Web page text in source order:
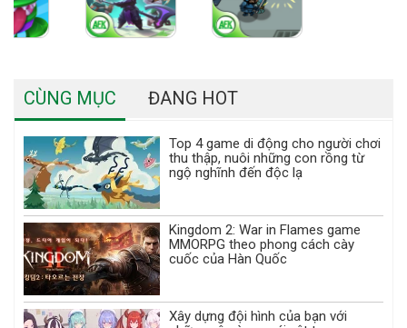
CÙNG MỤC ĐANG HOT
Top 4 game di động cho người chơi
thu thập, nuôi những con rồng từ
ngộ nghĩnh đến độc lạ
Kingdom 2: War in Flames game
MMORPG theo phong cách cày
cuốc của Hàn Quốc
Xây dựng đội hình của bạn với